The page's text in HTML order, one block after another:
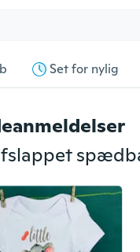
Set for nylig